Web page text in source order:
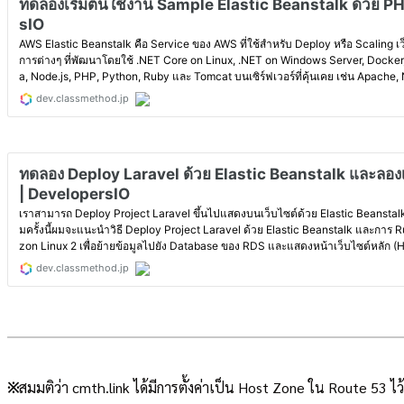
※สมมติว่า cmth.link ได้มีการตั้งค่าเป็น Host Zone ใน Route 53 ไ